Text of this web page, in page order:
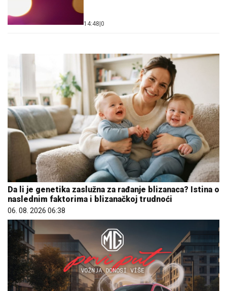
14:48 0
Da li je genetika zaslužna za rađanje blizanaca? Istina o
naslednim faktorima i blizanačkoj trudnoći
06. 08. 2026 06:38